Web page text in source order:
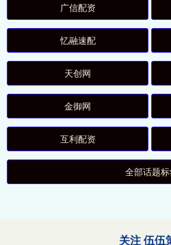
广信配资
忆融速配
天创网
金御网
互利配资
全部话题
关注 伍伍